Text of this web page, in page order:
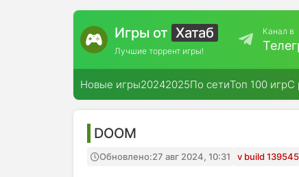
Игры от Хатаб
Лучшие торрент игры!
Канал в
Новые игры20242025По сетиТоп 100 игрС
DOOM
Обновлено:27 авг 2024, 10:31 v build